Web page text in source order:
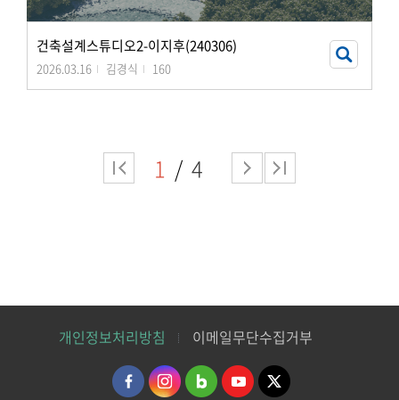
건축설계스튜디오2-이지후(240306)
2026.03.16 김경식 160
1 4
개인정보처리방침 이메일무단수집거부